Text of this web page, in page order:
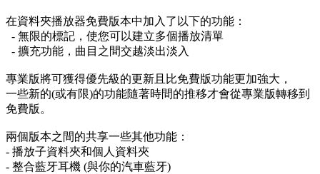
在資料夾播放器免費版本中加入了以下的功能：
- 無限的標記，使您可以建立多個播放清單
- 擴充功能，曲目之間交越淡出淡入
專業版將可獲得優先級的更新且比免費版功能更加強大，
一些新的(或有限)的功能隨著時間的推移才會從專業版轉移到
免費版。
兩個版本之間的共享一些其他功能：
- 播放子資料夾和個人資料夾
- 整合藍牙耳機 (與你的汽車藍牙)